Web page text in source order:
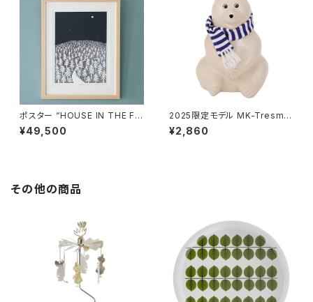
ポスター “HOUSE IN THE FO
REST 26 A3” / ミナ ペルホ
ネン mina perhonen × クリ
¥49,500
2025限定モデル MK-Tresme
r シロクマ貯金箱 マフラー付
き / MK-Tresmer
¥2,860
その他の商品